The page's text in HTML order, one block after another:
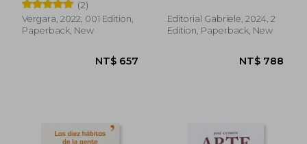
(2)
Vergara, 2022, 001 Edition,
Paperback, New
Editorial Gabriele, 2024, 2
Edition, Paperback, New